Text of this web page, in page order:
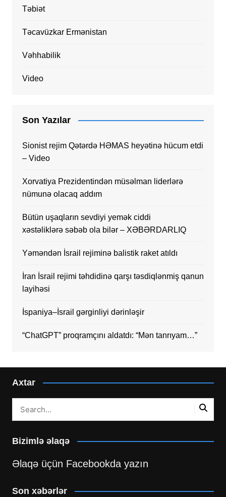
Təbiət
Təcavüzkar Ermənistan
Vəhhabilik
Video
Son Yazılar
Sionist rejim Qətərdə HƏMAS heyətinə hücum etdi
– Video
Xorvatiya Prezidentindən müsəlman liderlərə
nümunə olacaq addım
Bütün uşaqların sevdiyi yemək ciddi
xəstəliklərə səbəb ola bilər – XƏBƏRDARLIQ
Yəməndən İsrail rejiminə balistik raket atıldı
İran İsrail rejimi təhdidinə qarşı təsdiqlənmiş qanun
layihəsi
İspaniya–İsrail gərginliyi dərinləşir
“ChatGPT” proqramçını aldatdı: “Mən tanrıyam…”
Axtar
Bizimlə əlaqə
Əlaqə üçün Facebookda yazın
Son xəbərlər